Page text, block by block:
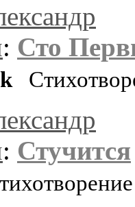
: Сто
: Стучится